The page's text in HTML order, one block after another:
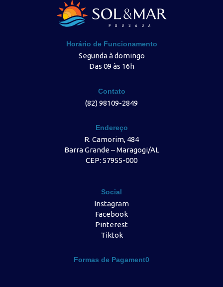
Horário de Funcionamento
Segunda à domingo
Das 09 às 16h
Contato
(82) 98109-2849
Endereço
R. Camorim, 484
Barra Grande – Maragogi/AL
CEP: 57955-000
Social
Instagram
Facebook
Pinterest
Tiktok
Formas de Pagament0